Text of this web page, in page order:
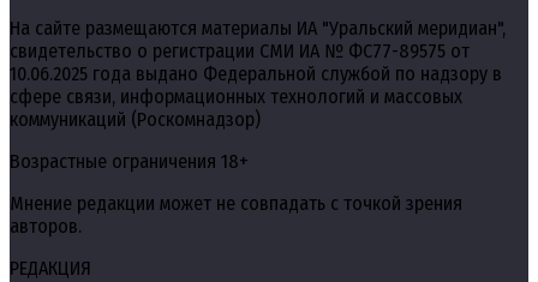
На сайте размещаются материалы ИА "Уральский меридиан",
свидетельство о регистрации СМИ ИА № ФС77-89575 от
10.06.2025 года выдано Федеральной службой по надзору в
сфере связи, информационных технологий и массовых
коммуникаций (Роскомнадзор)
Возрастные ограничения 18+
Мнение редакции может не совпадать с точкой зрения
авторов.
РЕДАКЦИЯ